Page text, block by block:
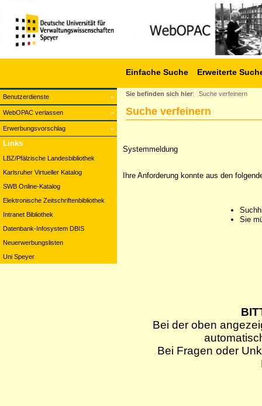
Benutzerdienste
WebOPAC verlassen
Erwerbungsvorschlag
Einfache Suche Erweiterte
Links
LBZ/Pfälzische Landesbibliothek
Karlsruher Virtueller Katalog
SWB Online-Katalog
Elektronische Zeitschriftenbibliothek
Intranet Bibliothek
Datenbank-Infosystem DBIS
Neuerwerbungslisten
Uni Speyer
Sie befinden sich hier: Suche verfeinern
Suche verfeinern
Systemmeldung
Ihre Anforderung konnte aus den
Sie
Bei der oben
Bei Fragen oder